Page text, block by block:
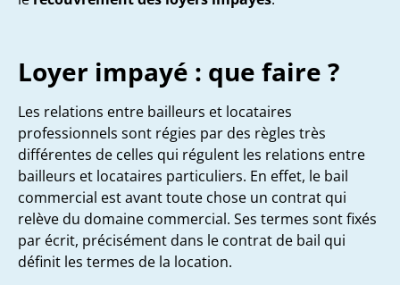
Loyer impayé : que faire ?
Les relations entre bailleurs et locataires
professionnels sont régies par des règles très
différentes de celles qui régulent les relations entre
bailleurs et locataires particuliers. En effet, le bail
commercial est avant toute chose un contrat qui
relève du domaine commercial. Ses termes sont fixés
par écrit, précisément dans le contrat de bail qui
définit les termes de la location.